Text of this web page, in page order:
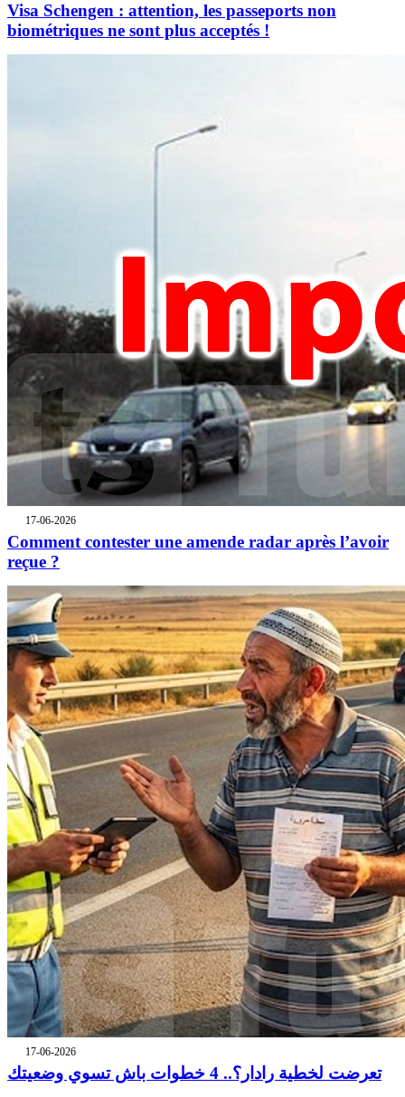
Visa Schengen : attention, les passeports non
biométriques ne sont plus acceptés !
17-06-2026
Comment contester une amende radar après l’avoir
reçue ?
17-06-2026
تعرضت لخطية رادار؟.. 4 خطوات باش تسوي وضعيتك